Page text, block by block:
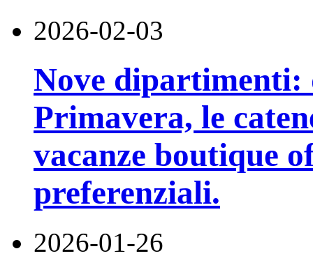
2026-02-03
Nove dipartimenti:
Primavera, le
vacanze boutique
preferenziali.
2026-01-26